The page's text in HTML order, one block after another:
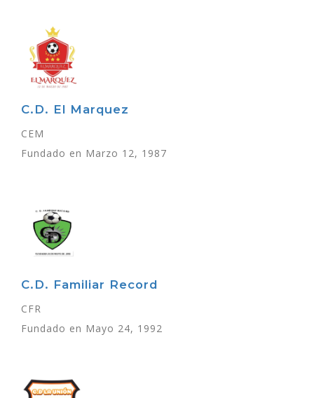
C.D. El Marquez
CEM
Fundado en Marzo 12, 1987
C.D. Familiar Record
CFR
Fundado en Mayo 24, 1992